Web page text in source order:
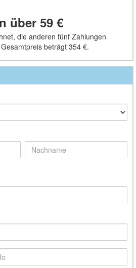
über 59 €
die anderen fünf Zahlungen
beträgt 354 €.